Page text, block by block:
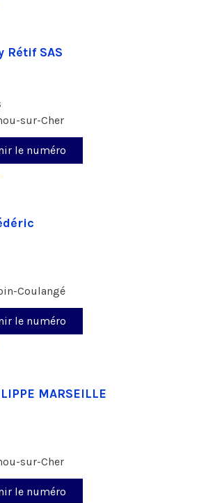
Rétif SAS
sur-Cher
le numéro
Coulangé
le numéro
MARSEILLE
sur-Cher
le numéro